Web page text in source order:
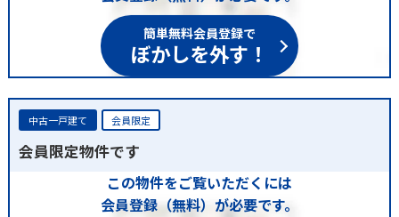
簡単無料会員登録で
ぼかしを外す！
中古一戸建て 会員限定
会員限定物件です
この物件をご覧いただくには
会員登録（無料）が必要です。